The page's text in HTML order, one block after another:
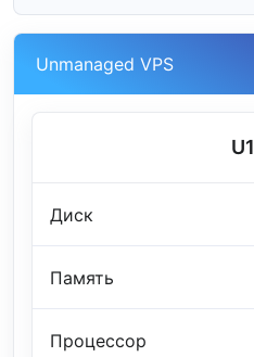
Unmanaged VPS
U1
Диск
Память
Процессор